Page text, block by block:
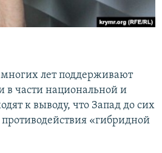
лет поддерживают
в части национальной и
к выводу, что Запад до сих
«гибридной